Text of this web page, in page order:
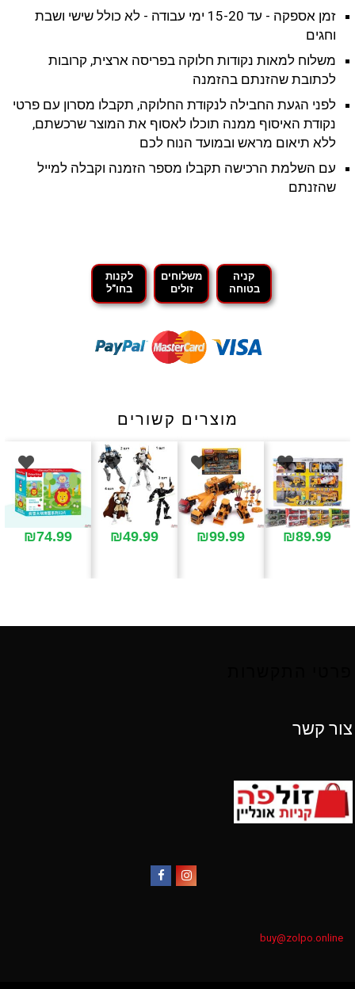
זמן אספקה - עד 15-20 ימי עבודה - לא כולל שישי ושבת
וחגים
משלוח למאות נקודות חלוקה בפריסה ארצית, קרובות
לכתובת שהזנתם בהזמנה
לפני הגעת החבילה לנקודת החלוקה, תקבלו מסרון עם פרטי
נקודת האיסוף ממנה תוכלו לאסוף את המוצר שרכשתם,
ללא תיאום מראש ובמועד הנוח לכם
עם השלמת הרכישה תקבלו מספר הזמנה וקבלה למייל
שהזנתם
קניה
בטוחה
משלוחים
זולים
לקנות
בחו"ל
מוצרים קשורים
₪89.99
₪99.99
₪49.99
₪74.99
צור קשר
buy@zolpo.online